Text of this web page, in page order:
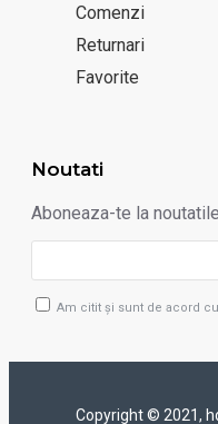
Comenzi
Returnari
Favorite
Noutati
Aboneaza-te la
Am citit şi sunt de acord cu
Copyright © 2021,